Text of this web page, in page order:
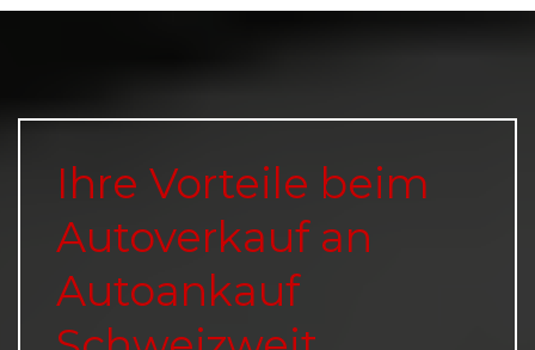
Ihre Vorteile beim
Autoverkauf an
Autoankauf